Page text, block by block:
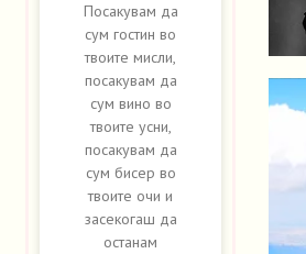
Посакувам да
сум гостин во
твоите мисли,
посакувам да
сум вино во
твоите усни,
посакувам да
сум бисер во
твоите очи и
засекогаш да
останам